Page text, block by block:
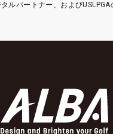
ルパートナー、およびUSLPGA